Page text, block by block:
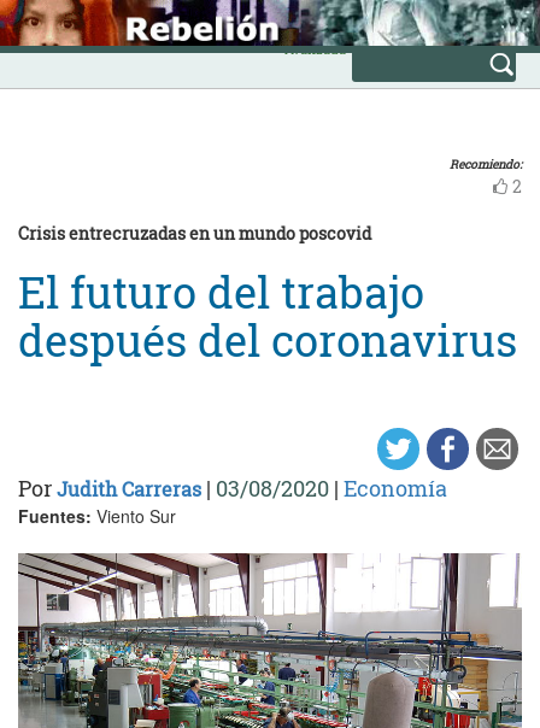
Skip
to
content
INICIO
Avanzada
Recomiendo:
2
Crisis entrecruzadas en un mundo poscovid
El futuro del trabajo
después del coronavirus
PorJudith Carreras | 03/08/2020 | Economía
Fuentes: Viento Sur